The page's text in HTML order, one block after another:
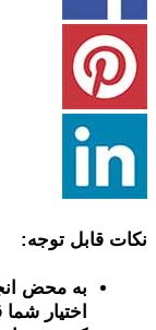
نکات قابل توجه:
به محض
اختیار